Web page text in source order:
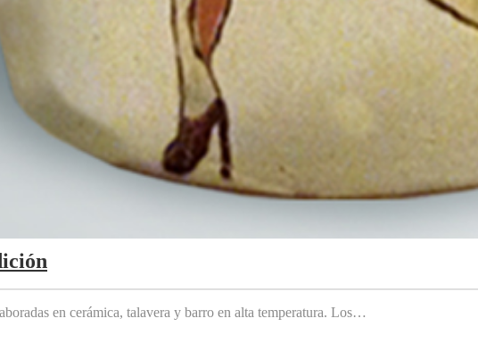
en cerámica, talavera y barro en alta temperatura. Los…